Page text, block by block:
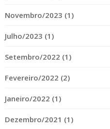
Novembro/2023 (1)
Julho/2023 (1)
Setembro/2022 (1)
Fevereiro/2022 (2)
Janeiro/2022 (1)
Dezembro/2021 (1)